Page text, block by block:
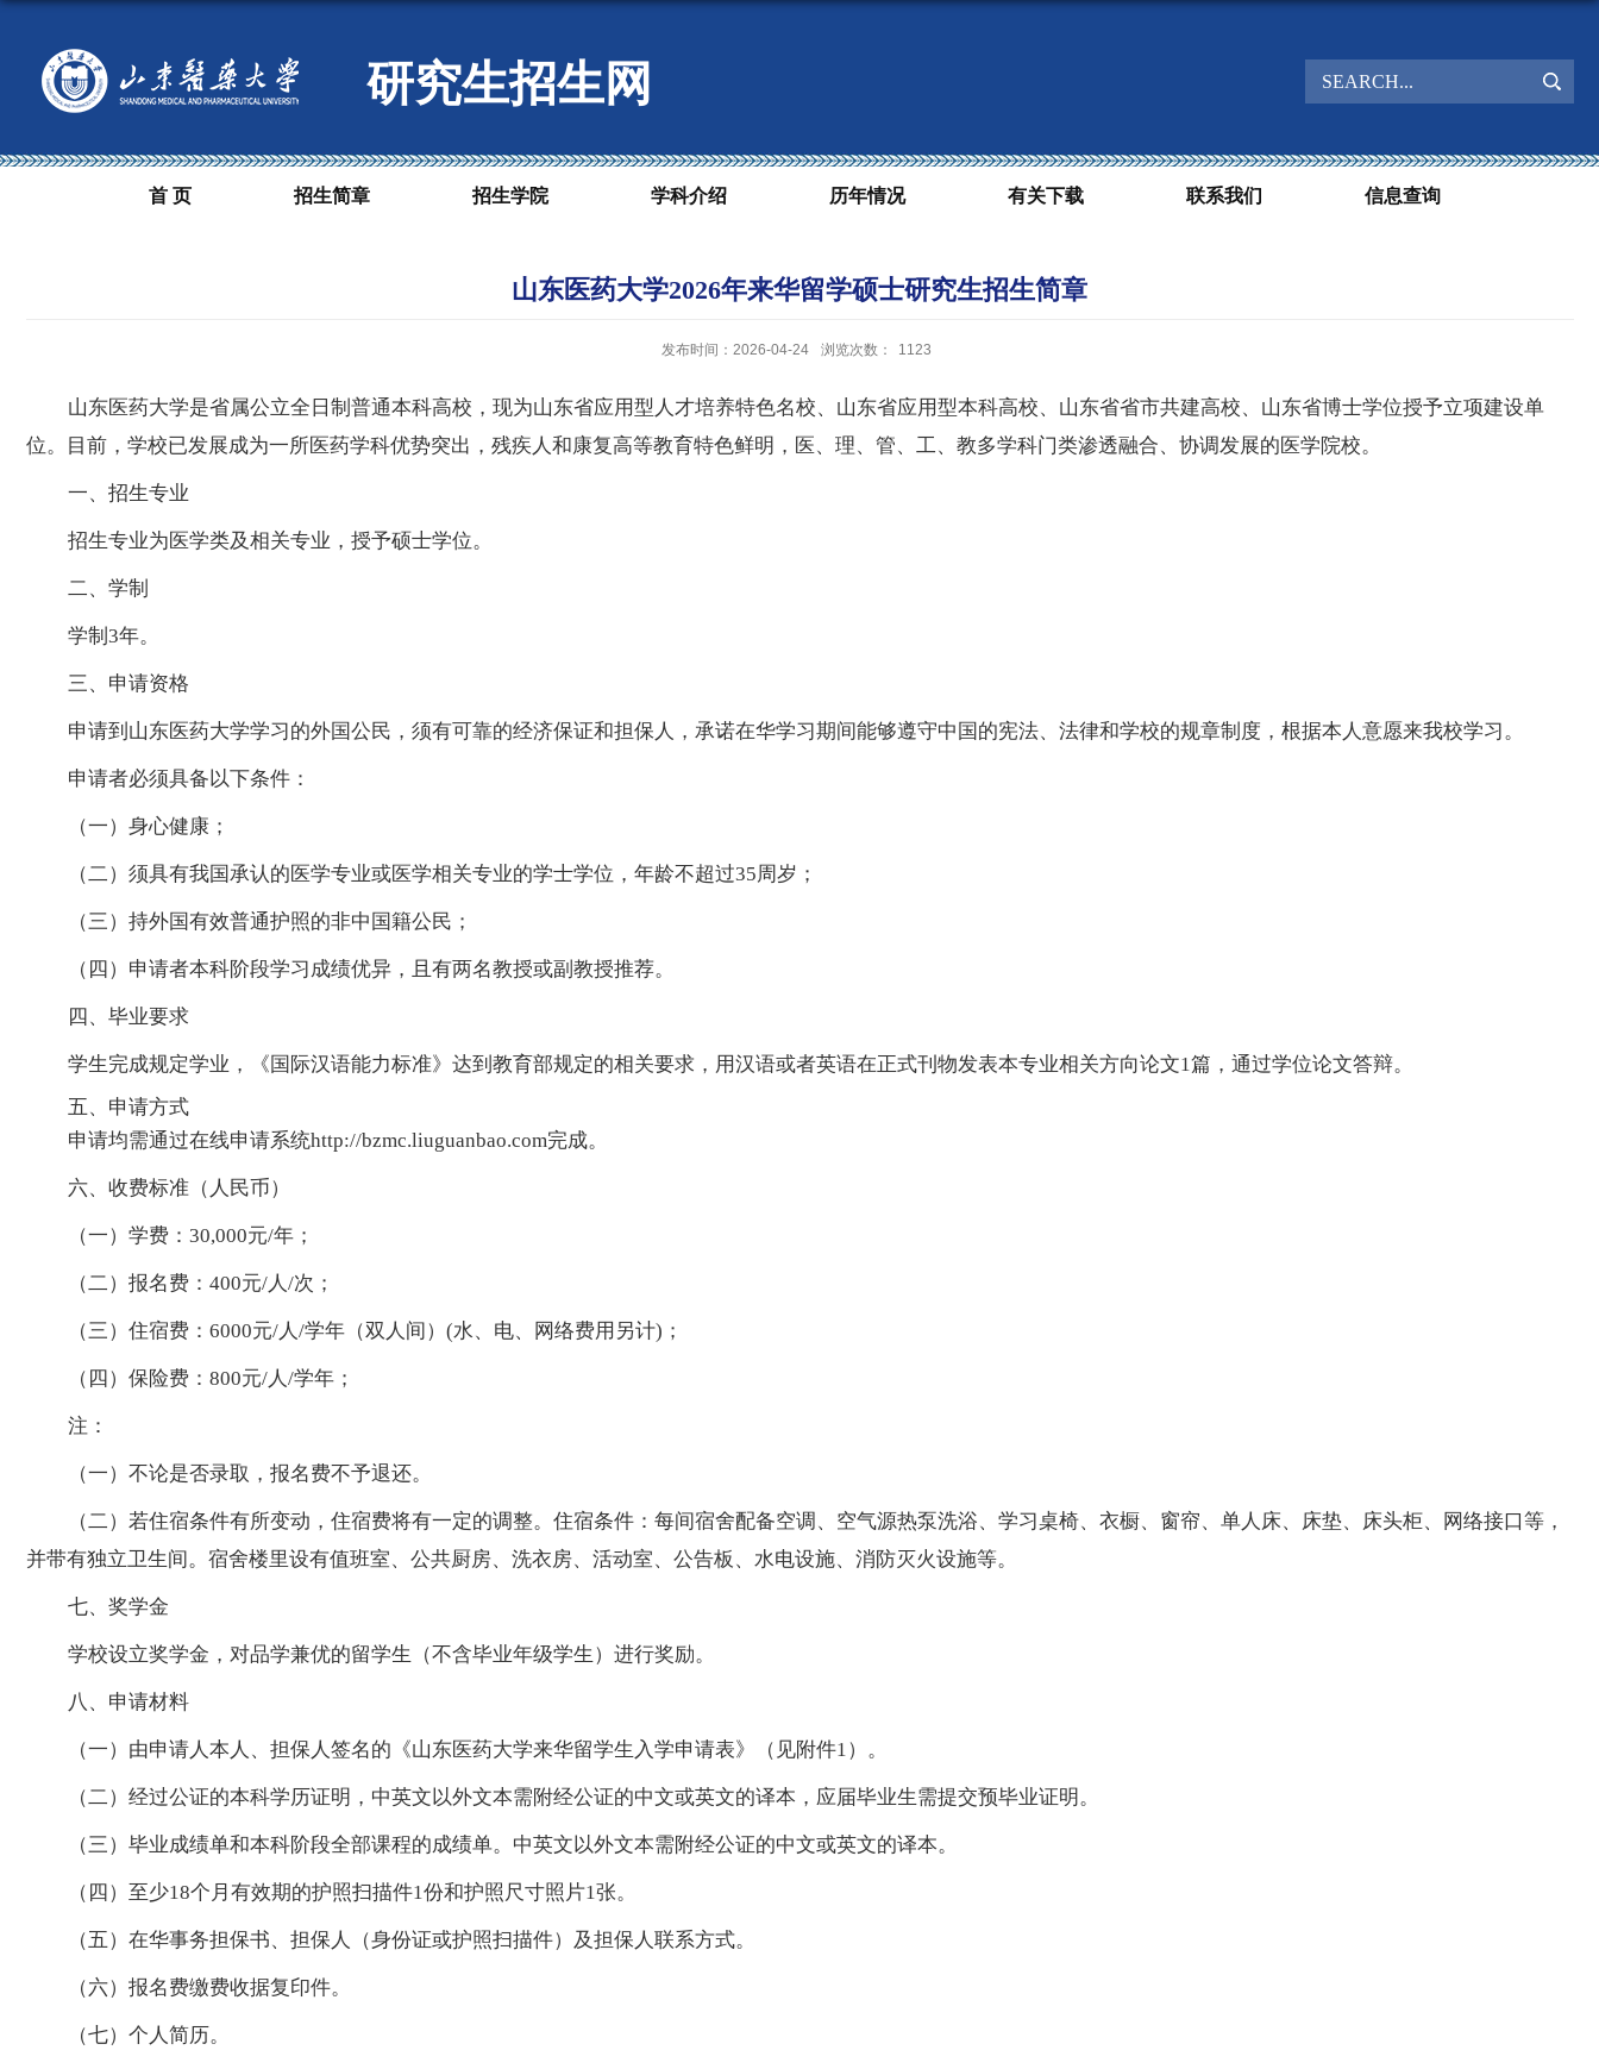
研究生招生网
首 页 招生简章 招生学院 学科介绍 历年情况 有关下载 联系我们 信息查询
山东医药大学2026年来华留学硕士研究生招生简章
发布时间：2026-04-24 浏览次数： 1123
山东医药大学是省属公立全日制普通本科高校，现为山东省应用型人才培养特色名校、山东省应用型本科高校、山东省省市共建高校、山东省博士学位授予立项建设单
位。目前，学校已发展成为一所医药学科优势突出，残疾人和康复高等教育特色鲜明，医、理、管、工、教多学科门类渗透融合、协调发展的医学院校。
一、招生专业
招生专业为医学类及相关专业，授予硕士学位。
二、学制
学制 3年。
三、申请资格
申请到山东医药大学学习的外国公民，须有可靠的经济保证和担保人，承诺在华学习期间能够遵守中国的宪法、法律和学校的规章制度，根据本人意愿来我校学习。
申请者必须具备以下条件：
（一）身心健康；
（二）须具有我国承认的医学专业或医学相关专业的学士学位，年龄不超过35周岁；
（三）持外国有效普通护照的非中国籍公民；
（四）申请者本科阶段学习成绩优异，且有两名教授或副教授推荐。
四、毕业要求
学生完成规定学业，《国际汉语能力标准》达到教育部规定的相关要求，用汉语或者英语在正式刊物发表本专业相关方向论文1篇，通过学位论文答辩。
五、申请方式
申请均需通过在线申请系统http://bzmc.liuguanbao.com完成。
六、收费标准（人民币）
（一）学费： 30,000元/年；
（二）报名费： 400元/人/次；
（三）住宿费： 6000元/人/学年（双人间）(水、电、网络费用另计)；
（四）保险费： 800元/人/学年；
注：
（一）不论是否录取，报名费不予退还。
（二）若住宿条件有所变动，住宿费将有一定的调整。住宿条件：每间宿舍配备空调、空气源热泵洗浴、学习桌椅、衣橱、窗帘、单人床、床垫、床头柜、网络接口等，
并带有独立卫生间。宿舍楼里设有值班室、公共厨房、洗衣房、活动室、公告板、水电设施、消防灭火设施等。
七、奖学金
学校设立奖学金，对品学兼优的留学生（不含毕业年级学生）进行奖励。
八、申请材料
（一）由申请人本人、担保人签名的《山东医药大学来华留学生入学申请表》（见附件1）。
（二）经过公证的本科学历证明，中英文以外文本需附经公证的中文或英文的译本，应届毕业生需提交预毕业证明。
（三）毕业成绩单和本科阶段全部课程的成绩单。中英文以外文本需附经公证的中文或英文的译本。
（四）至少18个月有效期的护照扫描件1份和护照尺寸照片1张。
（五）在华事务担保书、担保人（身份证或护照扫描件）及担保人联系方式。
（六）报名费缴费收据复印件。
（七）个人简历。